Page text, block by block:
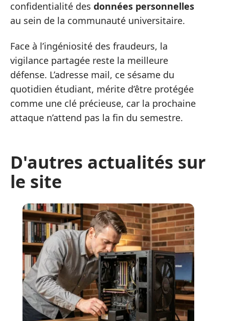
confidentialité des données personnelles
au sein de la communauté universitaire.
Face à l’ingéniosité des fraudeurs, la
vigilance partagée reste la meilleure
défense. L’adresse mail, ce sésame du
quotidien étudiant, mérite d’être protégée
comme une clé précieuse, car la prochaine
attaque n’attend pas la fin du semestre.
D'autres actualités sur
le site